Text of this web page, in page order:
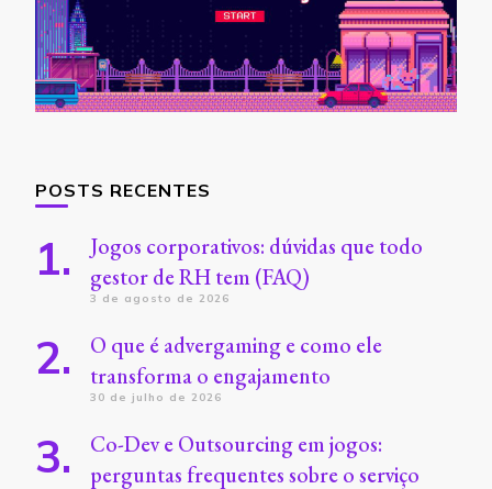
POSTS RECENTES
Jogos corporativos: dúvidas que todo
gestor de RH tem (FAQ)
3 de agosto de 2026
O que é advergaming e como ele
transforma o engajamento
30 de julho de 2026
Co-Dev e Outsourcing em jogos:
perguntas frequentes sobre o serviço